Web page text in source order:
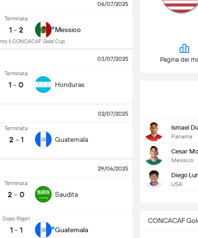
06/07/2025
Terminata
1 - 2
il CONCACAF Gold Cup
Messico
03/07/2025
Terminata
1 - 0 Honduras
02/07/2025
Terminata
2 - 1 Guatemala
29/06/2025
Terminata
2 - 0 Saudita
Dopo Rigori
1 - 1 Guatemala
Pagina dei
Ismael
Panama
Cesar
Messico
Diego
USA
CONCACAF